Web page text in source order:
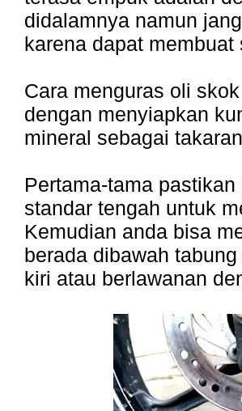
didalamnya namun
karena dapat
Cara menguras oli
dengan menyiapkan
mineral sebagai
Pertama-tama
standar tengah untuk
Kemudian anda bisa
berada dibawah
kiri atau berlawanan